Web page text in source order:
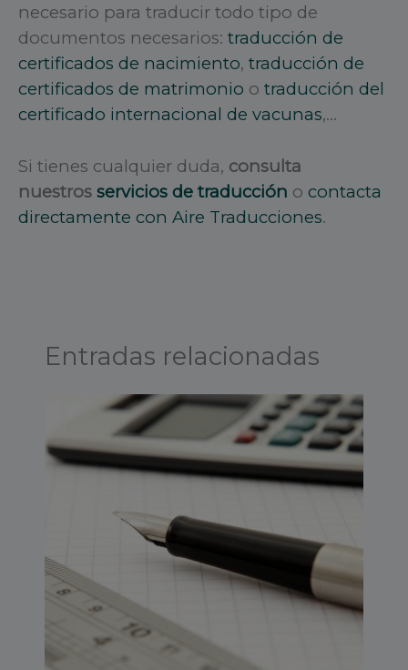
necesario para traducir todo tipo de
documentos necesarios: traducción de
certificados de nacimiento, traducción de
certificados de matrimonio o traducción del
certificado internacional de vacunas,…
Si tienes cualquier duda, consulta
nuestros servicios de traducción o contacta
directamente con Aire Traducciones.
Entradas relacionadas